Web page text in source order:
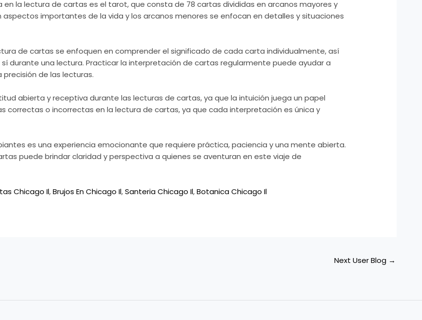
la lectura de cartas es el tarot, que consta de 78 cartas divididas en arcanos mayores y
importantes de la vida y los arcanos menores se enfocan en detalles y situaciones
de cartas se enfoquen en comprender el significado de cada carta individualmente, así
durante una lectura. Practicar la interpretación de cartas regularmente puede ayudar a
de las lecturas.
abierta y receptiva durante las lecturas de cartas, ya que la intuición juega un papel
correctas o incorrectas en la lectura de cartas, ya que cada interpretación es única y
es una experiencia emocionante que requiere práctica, paciencia y una mente abierta.
puede brindar claridad y perspectiva a quienes se aventuran en este viaje de
Chicago Il,Brujos En Chicago Il,Santeria Chicago Il,Botanica Chicago Il
Next User Blog →